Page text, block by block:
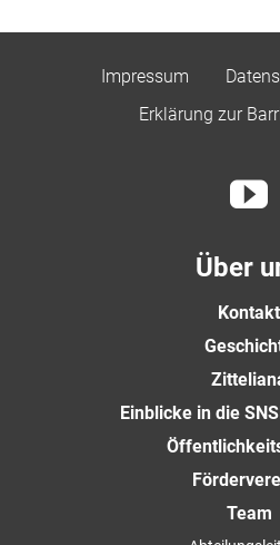
Impressum
Erklärung zur
Über
Kontakt
Einblicke in die
Team